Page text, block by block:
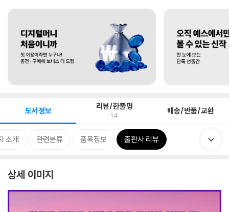
도서정보 리뷰/한줄평
14 배송/반품/교환
소개 관련분류 품목정보 출판사 리뷰
상세 이미지